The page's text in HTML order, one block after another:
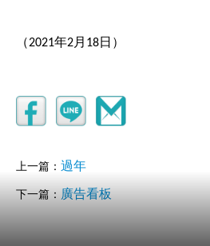
（2021年2月 18日）
上一篇： 過年
下一篇： 廣告看板